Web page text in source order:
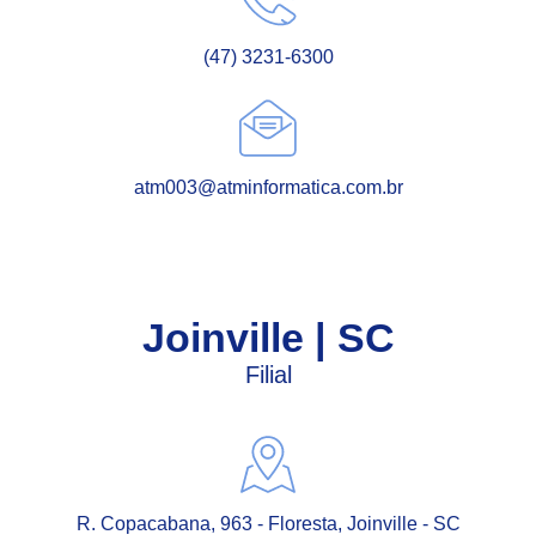
(47) 3231-6300
atm003@atminformatica.com.br
Joinville | SC
Filial
R. Copacabana, 963 - Floresta, Joinville - SC